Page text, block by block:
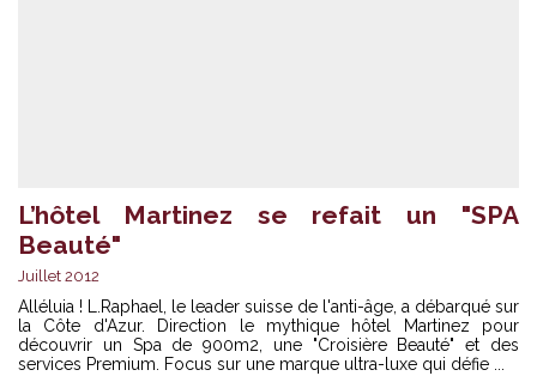
L’hôtel Martinez se refait un "SPA
Beauté"
Juillet 2012
Alléluia ! L.Raphael, le leader suisse de l'anti-âge, a débarqué sur
la Côte d'Azur. Direction le mythique hôtel Martinez pour
découvrir un Spa de 900m2, une "Croisière Beauté" et des
services Premium. Focus sur une marque ultra-luxe qui défie ...